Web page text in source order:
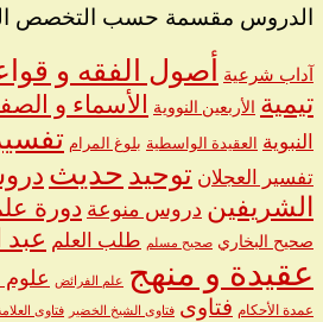
الشيخ
الدروس مقسمة حسب التخصص
آداب شرعية أصول الفقه و
تيمية الأربعين النووية الأسماء و
النبوية العقيدة الواسطية بلوغ المرام
تفسير العجلان توحيد حديث
الشريفين دروس منوعة دورة
صحيح البخاري صحيح مسلم طلب العلم
عقيدة و منهج علم الفرائض علوم
عمدة الأحكام فتاوى فتاوى الشيخ الخضير فتاوى